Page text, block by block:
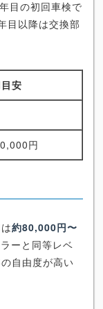
目の初回車検で
目以降は交換部
安
円
約80,000円〜
ーと同等レベ
自由度が高い